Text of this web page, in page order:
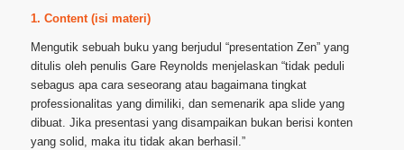
1. Content (isi materi)
Mengutik sebuah buku yang berjudul “presentation Zen” yang
ditulis oleh penulis Gare Reynolds menjelaskan “tidak peduli
sebagus apa cara seseorang atau bagaimana tingkat
professionalitas yang dimiliki, dan semenarik apa slide yang
dibuat. Jika presentasi yang disampaikan bukan berisi konten
yang solid, maka itu tidak akan berhasil.”